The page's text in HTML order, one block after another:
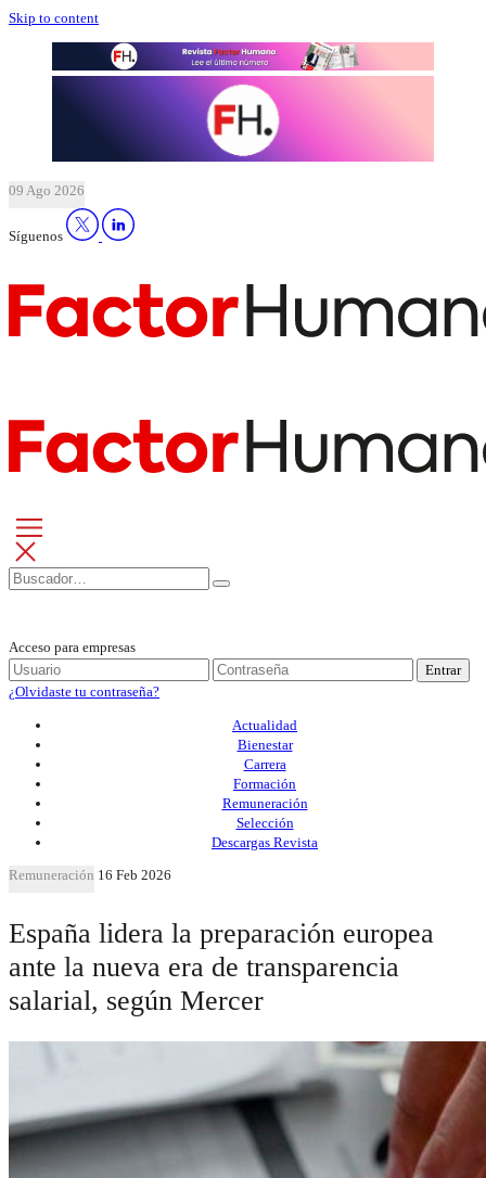
Skip to content
09 Ago 2026
Síguenos
Acceso para empresas
Entrar
¿Olvidaste tu contraseña?
Actualidad
Bienestar
Carrera
Formación
Remuneración
Selección
Descargas Revista
Remuneración 16 Feb 2026
España lidera la preparación europea
ante la nueva era de transparencia
salarial, según Mercer